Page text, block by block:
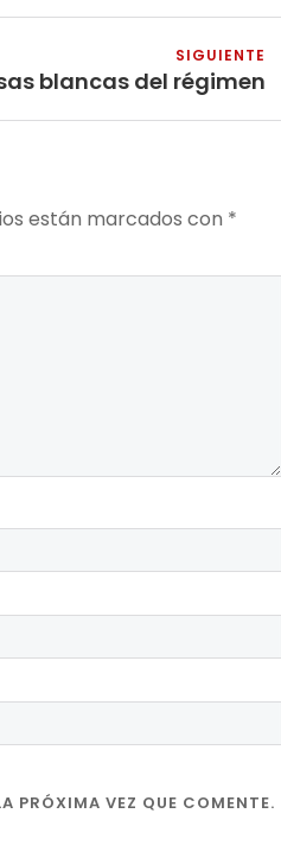
SIGUIENTE
blancas del régimen
están marcados con *
PRÓXIMA VEZ QUE COMENTE.